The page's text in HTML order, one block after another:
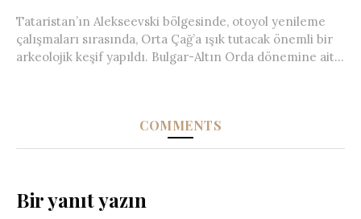
Tataristan’ın Alekseevski bölgesinde, otoyol yenileme
çalışmaları sırasında, Orta Çağ’a ışık tutacak önemli bir
arkeolojik keşif yapıldı. Bulgar-Altın Orda dönemine ait...
COMMENTS
Bir yanıt yazın